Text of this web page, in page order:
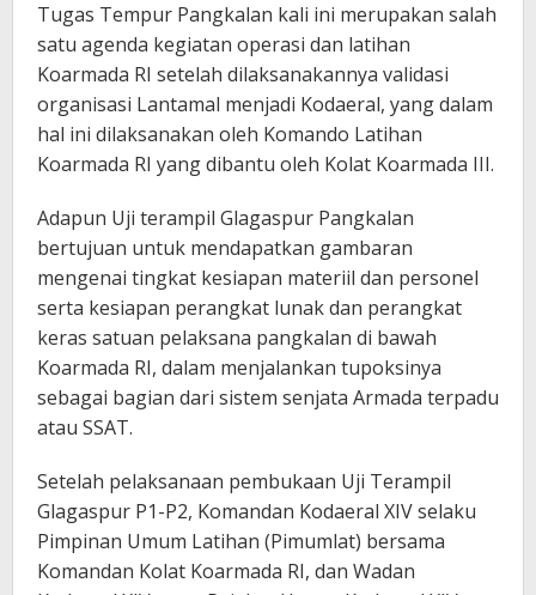
Tugas Tempur Pangkalan kali ini merupakan salah
satu agenda kegiatan operasi dan latihan
Koarmada RI setelah dilaksanakannya validasi
organisasi Lantamal menjadi Kodaeral, yang dalam
hal ini dilaksanakan oleh Komando Latihan
Koarmada RI yang dibantu oleh Kolat Koarmada III.
Adapun Uji terampil Glagaspur Pangkalan
bertujuan untuk mendapatkan gambaran
mengenai tingkat kesiapan materiil dan personel
serta kesiapan perangkat lunak dan perangkat
keras satuan pelaksana pangkalan di bawah
Koarmada RI, dalam menjalankan tupoksinya
sebagai bagian dari sistem senjata Armada terpadu
atau SSAT.
Setelah pelaksanaan pembukaan Uji Terampil
Glagaspur P1-P2, Komandan Kodaeral XIV selaku
Pimpinan Umum Latihan (Pimumlat) bersama
Komandan Kolat Koarmada RI, dan Wadan